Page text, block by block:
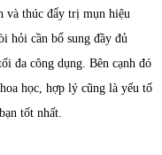
và thúc đẩy trị mụn hiệu
hỏi cần bổ sung đầy đủ
đa công dụng. Bên cạnh đó
học, hợp lý cũng là yếu tố
tốt nhất.